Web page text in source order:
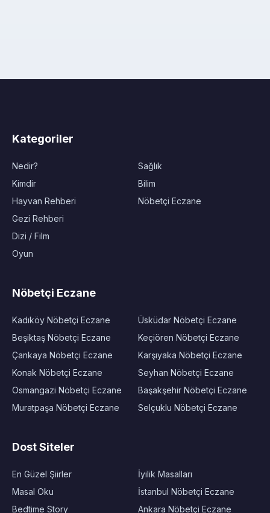
Kategoriler
Nedir?
Kimdir
Hayvan Rehberi
Gezi Rehberi
Dizi / Film
Oyun
Sağlık
Bilim
Nöbetçi Eczane
Nöbetçi Eczane
Kadıköy Nöbetçi Eczane
Beşiktaş Nöbetçi Eczane
Çankaya Nöbetçi Eczane
Konak Nöbetçi Eczane
Osmangazi Nöbetçi Eczane
Muratpaşa Nöbetçi Eczane
Üsküdar Nöbetçi Eczane
Keçiören Nöbetçi Eczane
Karşıyaka Nöbetçi Eczane
Seyhan Nöbetçi Eczane
Başakşehir Nöbetçi Eczane
Selçuklu Nöbetçi Eczane
Dost Siteler
En Güzel Şiirler
Masal Oku
Bedtime Story
İyilik Masalları
İstanbul Nöbetçi Eczane
Ankara Nöbetçi Eczane